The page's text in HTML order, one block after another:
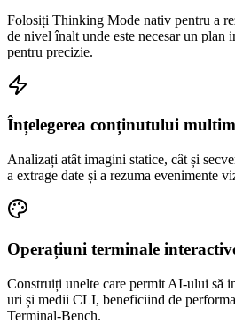
Folosiți Thinking Mode nativ pentru a
de nivel înalt unde este necesar un plan
pentru precizie.
Înțelegerea conținutului
Analizați atât imagini statice, cât și
a extrage date și a rezuma evenimente
Operațiuni terminale
Construiți unelte care permit AI-ului să
uri și medii CLI, beneficiind de
Terminal-Bench.